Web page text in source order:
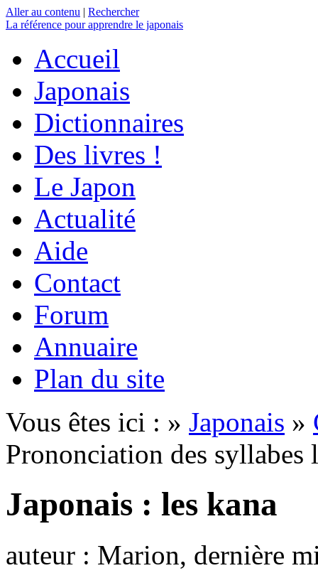
Aller au contenu | Rechercher
La référence pour apprendre le japonais
Accueil
Japonais
Dictionnaires
Des livres !
Le Japon
Actualité
Aide
Contact
Forum
Annuaire
Plan du site
Vous êtes ici : » Japonais »
Prononciation des syllabes
Japonais : les kana
auteur : Marion, dernière